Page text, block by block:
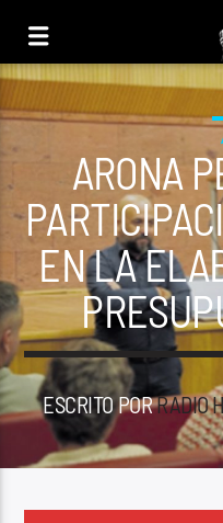
ARONA
EN LA
ESCRITO PORRADIO